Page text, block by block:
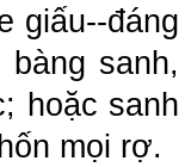
giấu--đáng
sanh,
hoặc sanh
mọi rợ.